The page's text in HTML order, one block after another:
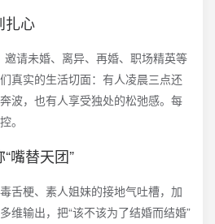
扎心
邀请未婚、离异、再婚、职场精英等
真实的生活切面：有人凌晨三点还
波，也有人享受独处的松弛感。每
。
嘴替天团”
舌梗、素人姐妹的接地气吐槽，加
维输出，把“该不该为了结婚而结婚”